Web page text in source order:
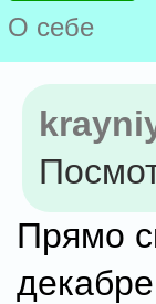
О себе
Прямо